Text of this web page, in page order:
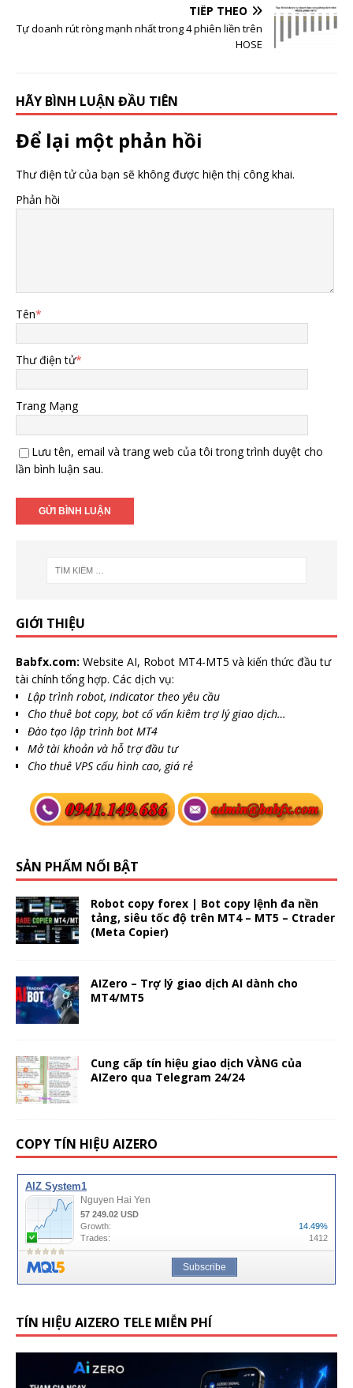
TIẾP THEO
Tự doanh rút ròng mạnh nhất trong 4 phiên liền trên
HOSE
HÃY BÌNH LUẬN ĐẦU TIÊN
Để lại một phản hồi
Thư điện tử của bạn sẽ không được hiện thị công khai.
Phản hồi
Tên*
Thư điện tử*
Trang Mạng
Lưu tên, email và trang web của tôi trong trình duyệt cho
lần bình luận sau.
GIỚI THIỆU
Babfx.com: Website AI, Robot MT4-MT5 và kiến thức đầu tư
tài chính tổng hợp. Các dịch vụ:
Lập trình robot, indicator theo yêu cầu
Cho thuê bot copy, bot cố vấn kiêm trợ lý giao dịch…
Đào tạo lập trình bot MT4
Mở tài khoản và hỗ trợ đầu tư
Cho thuê VPS cấu hình cao, giá rẻ
SẢN PHẨM NỔI BẬT
Robot copy forex | Bot copy lệnh đa nền
tảng, siêu tốc độ trên MT4 – MT5 – Ctrader
(Meta Copier)
AIZero – Trợ lý giao dịch AI dành cho
MT4/MT5
Cung cấp tín hiệu giao dịch VÀNG của
AIZero qua Telegram 24/24
COPY TÍN HIỆU AIZERO
TÍN HIỆU AIZERO TELE MIỄN PHÍ